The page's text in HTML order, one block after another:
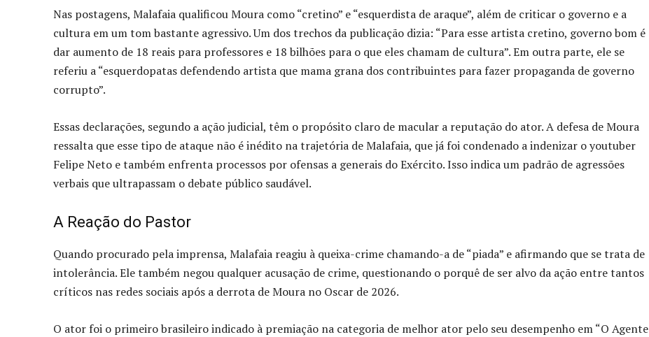
Nas postagens, Malafaia qualificou Moura como “cretino” e “esquerdista de araque”, além de criticar o governo e a
cultura em um tom bastante agressivo. Um dos trechos da publicação dizia: “Para esse artista cretino, governo bom é
dar aumento de 18 reais para professores e 18 bilhões para o que eles chamam de cultura”. Em outra parte, ele se
referiu a “esquerdopatas defendendo artista que mama grana dos contribuintes para fazer propaganda de governo
corrupto”.
Essas declarações, segundo a ação judicial, têm o propósito claro de macular a reputação do ator. A defesa de Moura
ressalta que esse tipo de ataque não é inédito na trajetória de Malafaia, que já foi condenado a indenizar o youtuber
Felipe Neto e também enfrenta processos por ofensas a generais do Exército. Isso indica um padrão de agressões
verbais que ultrapassam o debate público saudável.
A Reação do Pastor
Quando procurado pela imprensa, Malafaia reagiu à queixa-crime chamando-a de “piada” e afirmando que se trata de
intolerância. Ele também negou qualquer acusação de crime, questionando o porquê de ser alvo da ação entre tantos
críticos nas redes sociais após a derrota de Moura no Oscar de 2026.
O ator foi o primeiro brasileiro indicado à premiação na categoria de melhor ator pelo seu desempenho em “O Agente